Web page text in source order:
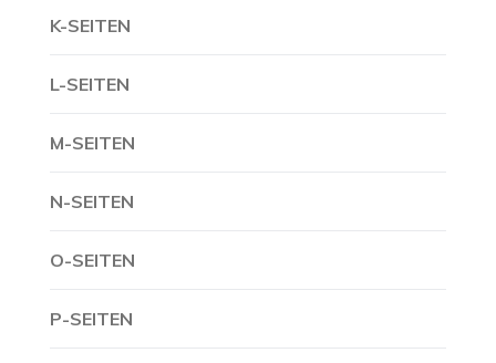
K-SEITEN
L-SEITEN
M-SEITEN
N-SEITEN
O-SEITEN
P-SEITEN